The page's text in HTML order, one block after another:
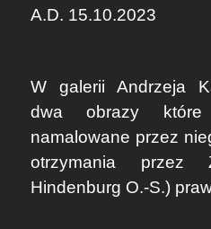
A.D. 15.10.2023
W galerii Andrzeja
dwa obrazy
namalowane przez
otrzymania przez
Hindenburg O.-S.)